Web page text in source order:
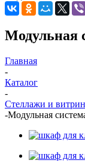
Модульная
Главная
-
Каталог
-
Стеллажи и
-Модульная